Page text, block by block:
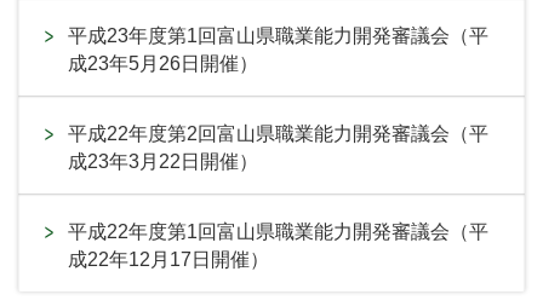
平成23年度第1回富山県職業能力開発審議会（平
成23年5月26日開催）
平成22年度第2回富山県職業能力開発審議会（平
成23年3月22日開催）
平成22年度第1回富山県職業能力開発審議会（平
成22年12月17日開催）